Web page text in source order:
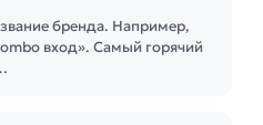
бренда. Например,
вход». Самый горячий